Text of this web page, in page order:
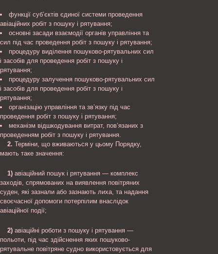
функції суб’єктів єдиної системи проведення
авіаційних робіт з пошуку і рятування;
основні засади взаємодії органів управління та
сил під час проведення робіт з пошуку і рятування;
процедуру виділення пошуково-рятувальних сил
і засобів для проведення робіт з пошуку і
рятування;
процедуру залучення пошуково-рятувальних сил
і засобів для проведення робіт з пошуку і
рятування;
організацію управління та зв’язку під час
проведення робіт з пошуку і рятування;
механізм відшкодування витрат, пов’язаних з
проведенням робіт з пошуку і рятування.
2. Терміни, що вживаються у цьому Порядку,
мають таке значення:
1) авіаційний пошук і рятування — комплекс
заходів, спрямованих на виявлення повітряних
суден, які зазнали або зазнають лиха, та надання
своєчасної допомоги потерпілим внаслідок
авіаційної події;
2) авіаційні роботи з пошуку і рятування —
польоти, під час здійснення яких пошуково-
рятувальне повітряне судно використовується для